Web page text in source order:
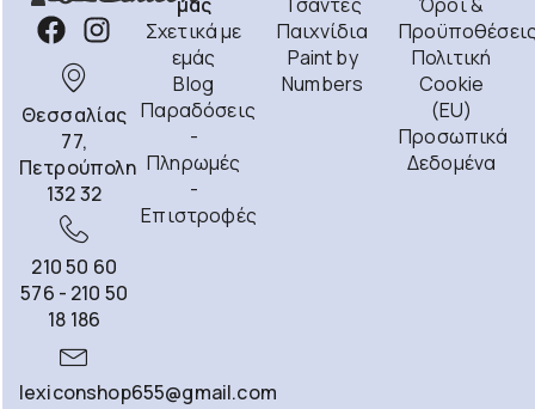
Θεσσαλίας
77,
Πετρούπολη
132 32
210 50 60
576 - 210 50
18 186
lexiconshop655@gmail.com
Σχετικά με
εμάς
Blog
Παραδόσεις
-
Πληρωμές
-
Επιστροφές
Παιχνίδια
Paint by
Numbers
Πολιτική
Cookie
(EU)
Προσωπικά
Δεδομένα